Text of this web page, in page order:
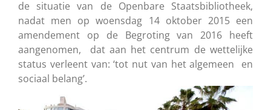
de situatie van de Openbare Staatsbibliotheek,
nadat men op woensdag 14 oktober 2015 een
amendement op de Begroting van 2016 heeft
aangenomen, dat aan het centrum de wettelijke
status verleent van: ‘tot nut van het algemeen en
sociaal belang’.